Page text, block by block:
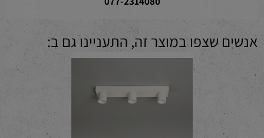
אנשים שצפו במוצר זה, התעניינו גם ב: